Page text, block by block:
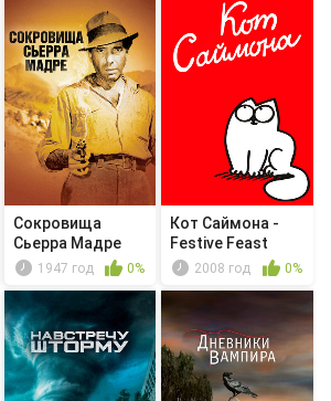
Сокровища
Сьерра Мадре
1947 год 0%
Кот Саймона -
Festive Feast
2008 год 0%